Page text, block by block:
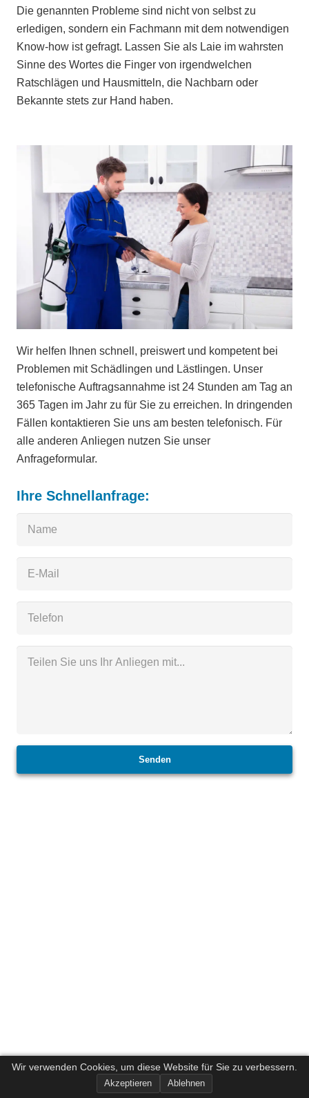
Die genannten Probleme sind nicht von selbst zu
erledigen, sondern ein Fachmann mit dem notwendigen
Know-how ist gefragt. Lassen Sie als Laie im wahrsten
Sinne des Wortes die Finger von irgendwelchen
Ratschlägen und Hausmitteln, die Nachbarn oder
Bekannte stets zur Hand haben.
Wir helfen Ihnen schnell, preiswert und kompetent bei
Problemen mit Schädlingen und Lästlingen. Unser
telefonische Auftragsannahme ist 24 Stunden am Tag an
365 Tagen im Jahr zu für Sie zu erreichen. In dringenden
Fällen kontaktieren Sie uns am besten telefonisch. Für
alle anderen Anliegen nutzen Sie unser
Anfrageformular.
Ihre Schnellanfrage:
Senden
Wir verwenden Cookies, um diese Website für Sie zu verbessern.
Akzeptieren Ablehnen